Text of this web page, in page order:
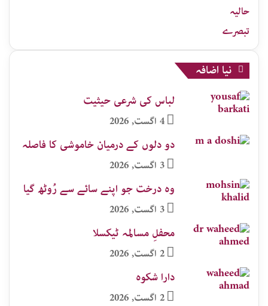
حالیہ
تبصرے
نیا اضافہ
لباس کی شرعی حیثیت
4 اگست, 2026
دو دلوں کے درمیان خاموشی کا فاصلہ
3 اگست, 2026
وہ درخت جو اپنے سائے سے رُوٹھ گیا
3 اگست, 2026
محفلِ مسالمہ ٹیکسلا
2 اگست, 2026
دارا شکوہ
2 اگست, 2026